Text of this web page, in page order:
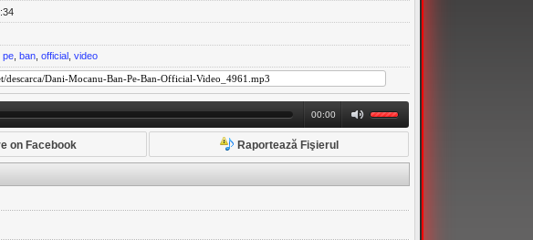
pe ban official video
00:00
on Facebook Raportează Fişierul